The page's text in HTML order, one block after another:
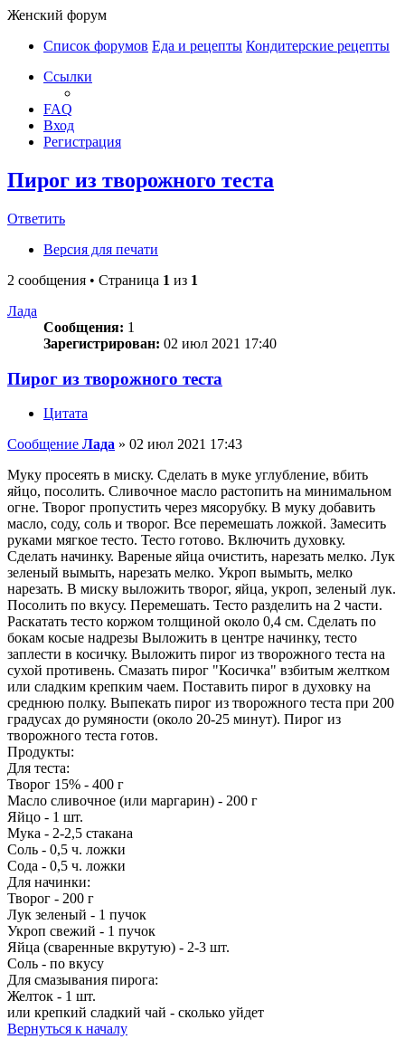
Женский форум
Список форумов Еда и рецепты Кондитерские рецепты
Ссылки
FAQ
Вход
Регистрация
Пирог из творожного теста
Ответить
Версия для печати
2 сообщения • Страница 1 из 1
Лада
Сообщения: 1
Зарегистрирован: 02 июл 2021 17:40
Пирог из творожного теста
Цитата
Сообщение Лада » 02 июл 2021 17:43
Муку просеять в миску. Сделать в муке углубление, вбить
яйцо, посолить. Сливочное масло растопить на минимальном
огне. Творог пропустить через мясорубку. В муку добавить
масло, соду, соль и творог. Все перемешать ложкой. Замесить
руками мягкое тесто. Тесто готово. Включить духовку.
Сделать начинку. Вареные яйца очистить, нарезать мелко. Лук
зеленый вымыть, нарезать мелко. Укроп вымыть, мелко
нарезать. В миску выложить творог, яйца, укроп, зеленый лук.
Посолить по вкусу. Перемешать. Тесто разделить на 2 части.
Раскатать тесто коржом толщиной около 0,4 см. Сделать по
бокам косые надрезы Выложить в центре начинку, тесто
заплести в косичку. Выложить пирог из творожного теста на
сухой противень. Смазать пирог "Косичка" взбитым желтком
или сладким крепким чаем. Поставить пирог в духовку на
среднюю полку. Выпекать пирог из творожного теста при 200
градусах до румяности (около 20-25 минут). Пирог из
творожного теста готов.
Продукты:
Для теста:
Творог 15% - 400 г
Масло сливочное (или маргарин) - 200 г
Яйцо - 1 шт.
Мука - 2-2,5 стакана
Соль - 0,5 ч. ложки
Сода - 0,5 ч. ложки
Для начинки:
Творог - 200 г
Лук зеленый - 1 пучок
Укроп свежий - 1 пучок
Яйца (сваренные вкрутую) - 2-3 шт.
Соль - по вкусу
Для смазывания пирога:
Желток - 1 шт.
или крепкий сладкий чай - сколько уйдет
Вернуться к началу